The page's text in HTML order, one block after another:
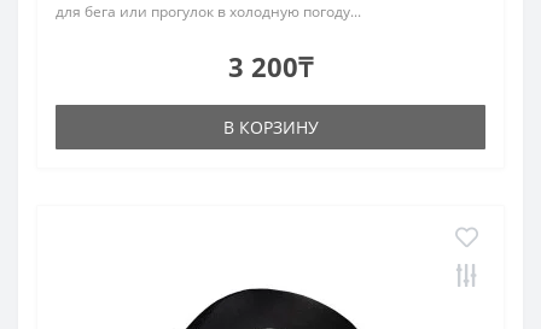
для бега или прогулок в холодную погоду...
3 200₸
В КОРЗИНУ